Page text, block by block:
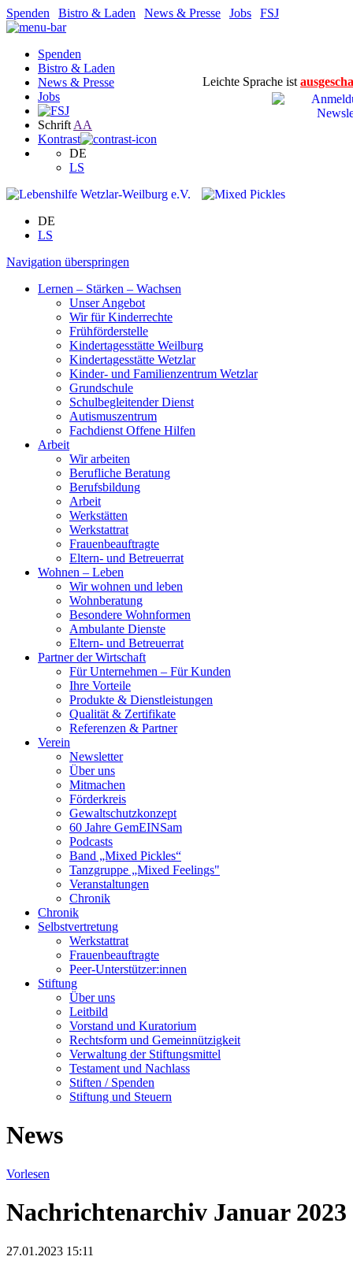
Spenden Bistro & Laden News & Presse Jobs FSJ
Spenden
Bistro & Laden
News & Presse
Jobs
Schrift AA
Kontrast
DE
LS
Leichte Sprache ist
DE
LS
Navigation überspringen
Lernen – Stärken – Wachsen
Unser Angebot
Wir für Kinderrechte
Frühförderstelle
Kindertagesstätte Weilburg
Kindertagesstätte Wetzlar
Kinder- und Familienzentrum Wetzlar
Grundschule
Schulbegleitender Dienst
Autismuszentrum
Fachdienst Offene Hilfen
Arbeit
Wir arbeiten
Berufliche Beratung
Berufsbildung
Arbeit
Werkstätten
Werkstattrat
Frauenbeauftragte
Eltern- und Betreuerrat
Wohnen – Leben
Wir wohnen und leben
Wohnberatung
Besondere Wohnformen
Ambulante Dienste
Eltern- und Betreuerrat
Partner der Wirtschaft
Für Unternehmen – Für Kunden
Ihre Vorteile
Produkte & Dienstleistungen
Qualität & Zertifikate
Referenzen & Partner
Verein
Newsletter
Über uns
Mitmachen
Förderkreis
Gewaltschutzkonzept
60 Jahre GemEINSam
Podcasts
Band „Mixed Pickles“
Tanzgruppe „Mixed Feelings"
Veranstaltungen
Chronik
Chronik
Selbstvertretung
Werkstattrat
Frauenbeauftragte
Peer-Unterstützer:innen
Stiftung
Über uns
Leitbild
Vorstand und Kuratorium
Rechtsform und Gemeinnützigkeit
Verwaltung der Stiftungsmittel
Testament und Nachlass
Stiften / Spenden
Stiftung und Steuern
News
Vorlesen
Nachrichtenarchiv Januar 2023
27.01.2023 15:11